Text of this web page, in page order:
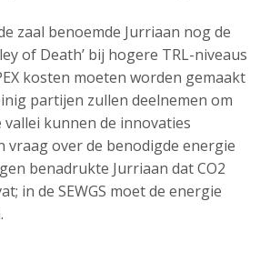
zaal benoemde Jurriaan nog de
of Death’ bij hogere TRL-niveaus
kosten moeten worden gemaakt
partijen zullen deelnemen om
vallei kunnen de innovaties
vraag over de benodigde energie
benadrukte Jurriaan dat CO2
in de SEWGS moet de energie